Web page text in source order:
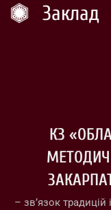
Заклад
КЗ
– зв’язок традицій